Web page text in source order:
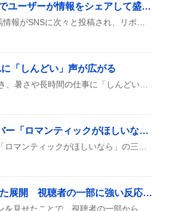
エルムS無料予想が大盛況、土曜レースでユーザーが情報をシェアして盛り上がり
「しんどい」声が広がる
「逃げ上手の若君」第二期ED三大将カバー「ロマンティックがほしいなら」公開にファン歓喜
たいじ、ニコニコ老人会RUSTで緊迫した展開 視聴者の一部に強い反応や混乱感が見られた